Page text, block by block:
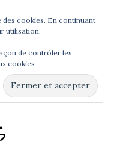
to close
des cookies. En continuant
utilisation.
de contrôler les
cookies